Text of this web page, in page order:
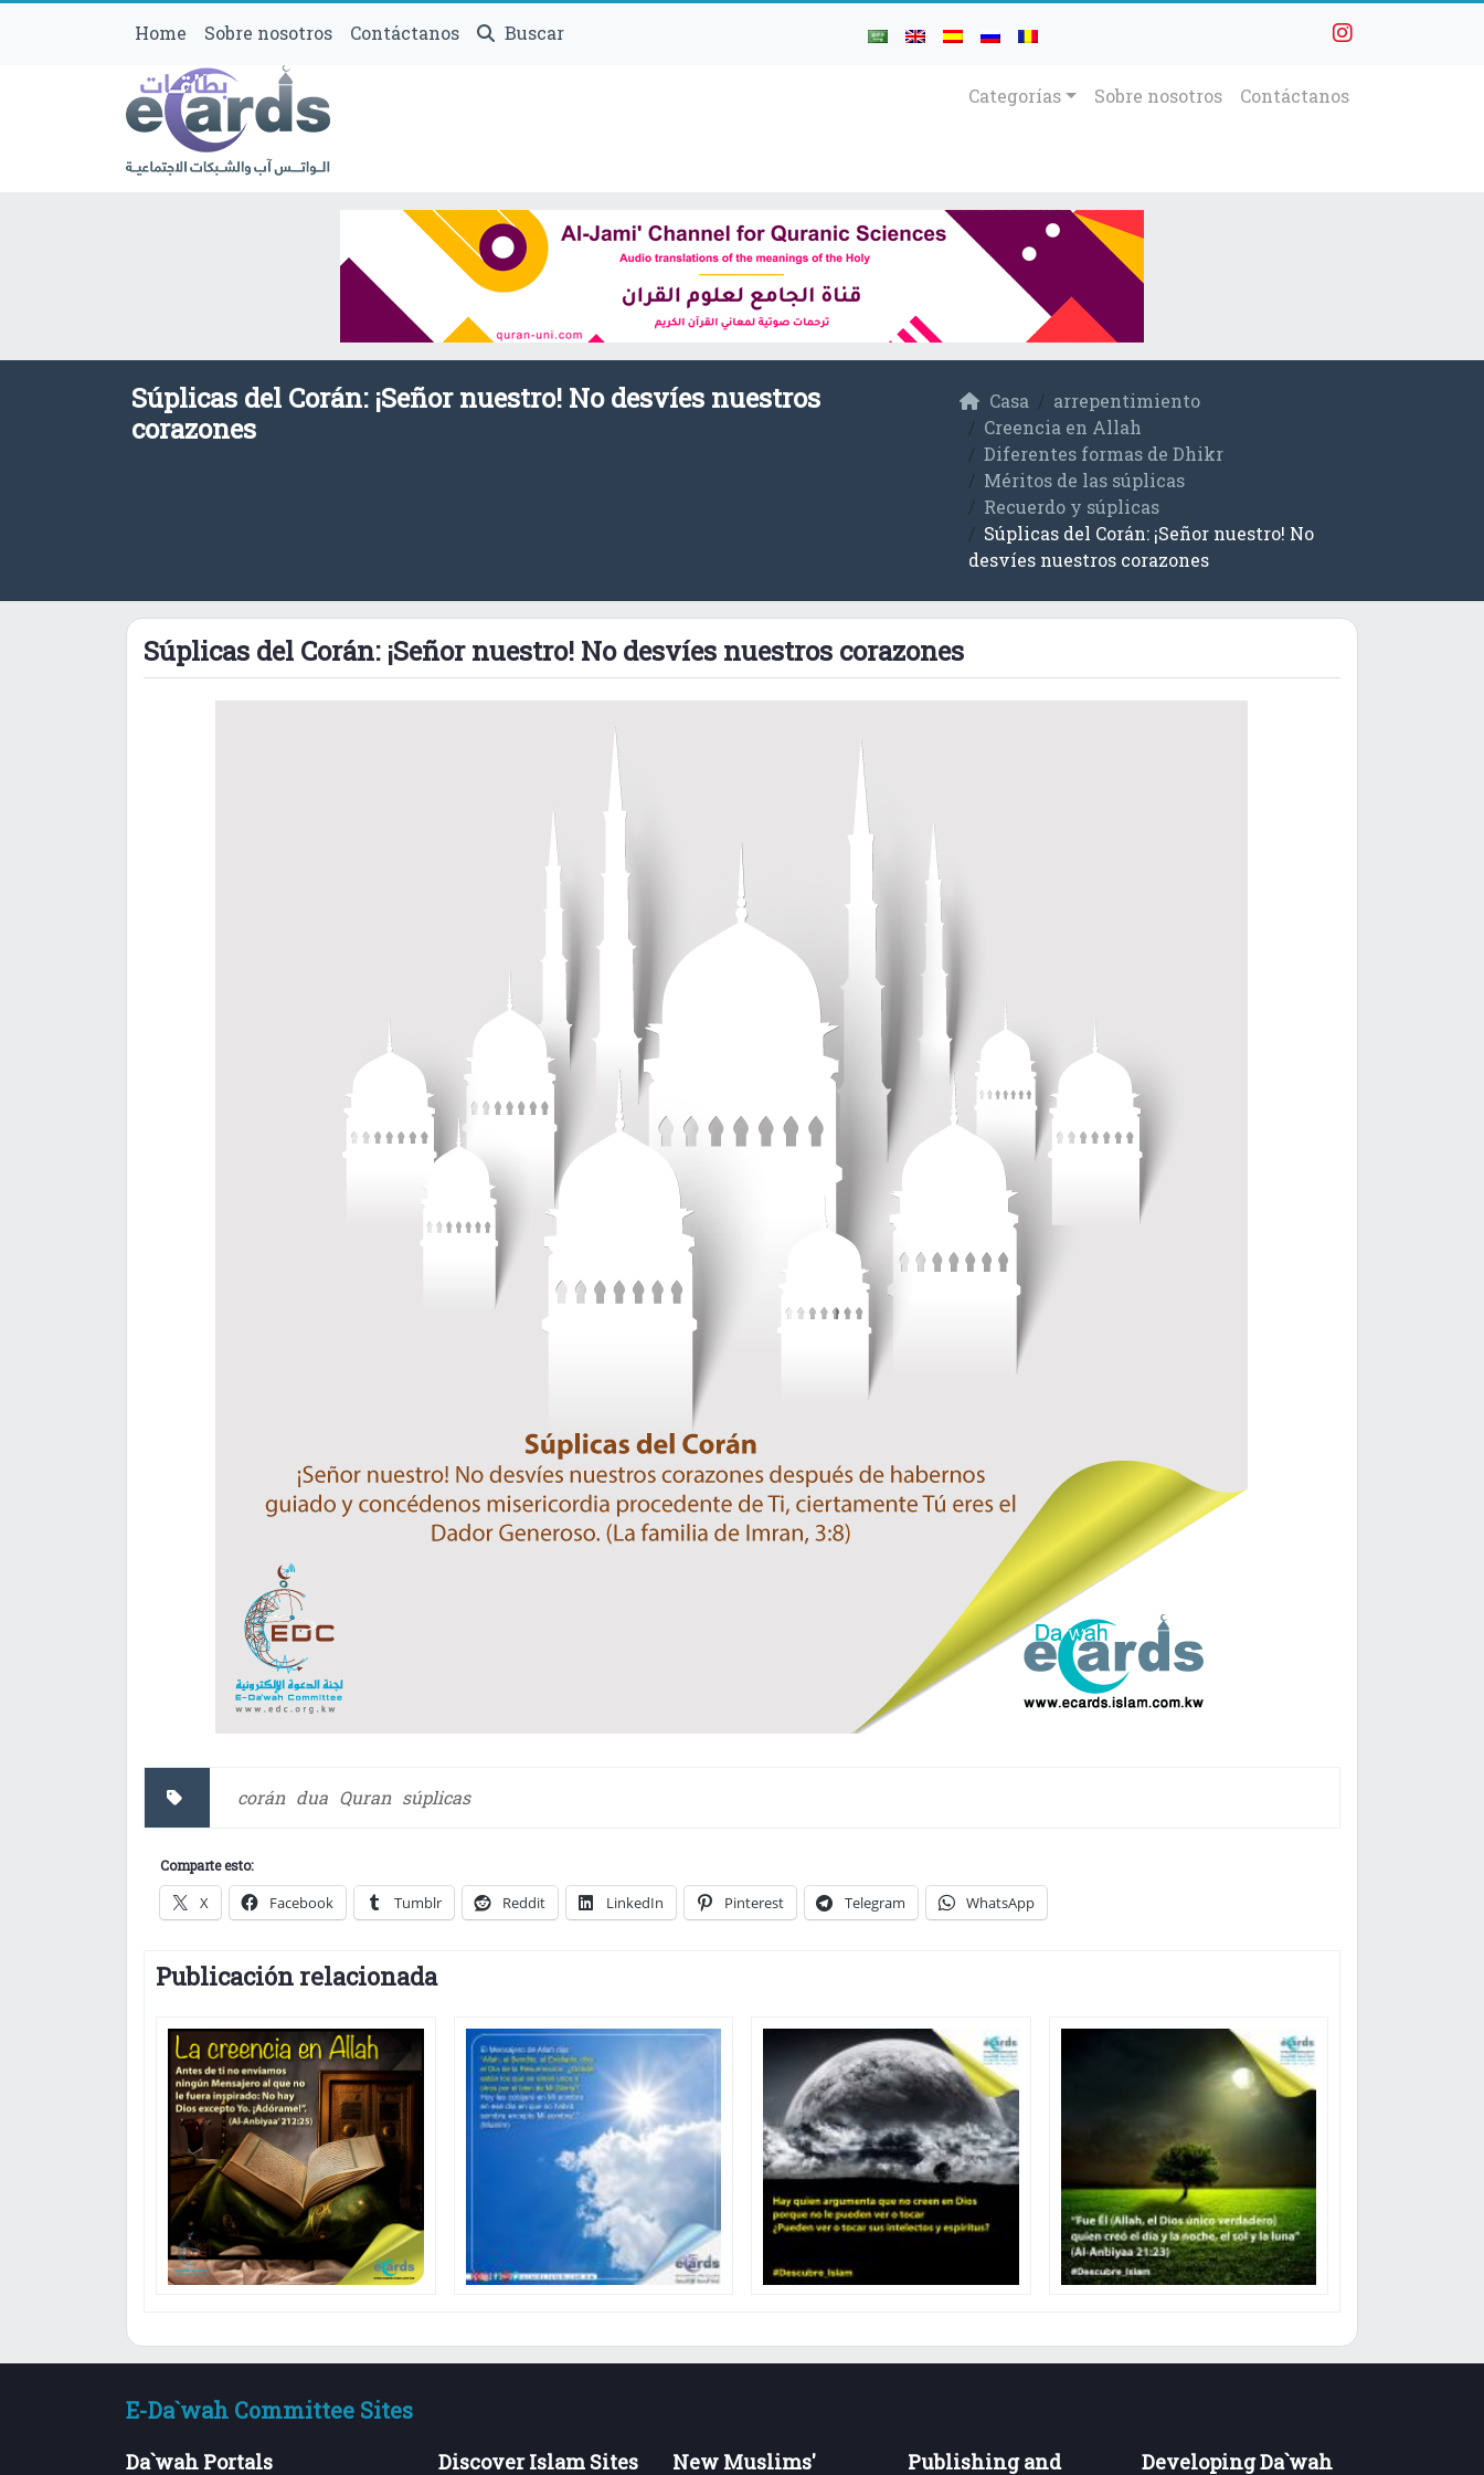
Home Sobre nosotros Contáctanos Buscar
Categorías Sobre nosotros Contáctanos
Súplicas del Corán: ¡Señor nuestro! No desvíes nuestros
corazones
Casa
arrepentimiento
Creencia en Allah
Diferentes formas de Dhikr
Méritos de las súplicas
Recuerdo y súplicas
Súplicas del Corán: ¡Señor nuestro! No
desvíes nuestros corazones
Súplicas del Corán: ¡Señor nuestro! No desvíes nuestros corazones
corán dua Quran súplicas
Comparte esto:
X Facebook Tumblr Reddit LinkedIn Pinterest Telegram WhatsApp
Publicación relacionada
E-Da`wah Committee Sites
Da`wah Portals Discover Islam Sites
New Muslims'
Publishing and
Developing Da`wah